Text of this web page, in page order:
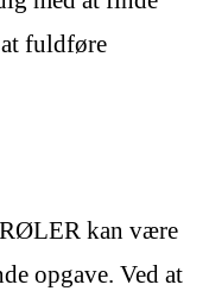
fuldføre
kan være
opgave. Ved at